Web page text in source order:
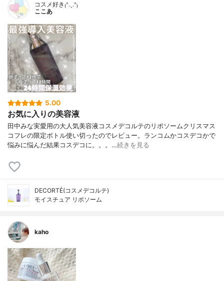
コスメ好き₍ᐢ.ˬ.ᐢ₎
ここあ
5.00
お気に入りの美容液
田中みな実愛用の大人気美容液コスメデコルテのリポソームクリスマス
コフレの限定ボトル使い切ったのでレビュー。ランコムかコスデコかで
悩みに悩んだ結果コスデコに。。。…続きを見る
DECORTÉ(コスメデコルテ)
モイスチュア リポソーム
kaho